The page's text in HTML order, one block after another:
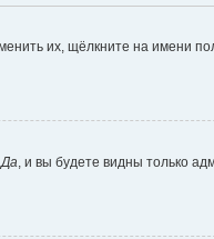
их, щёлкните на имени
Да , и вы будете видны только